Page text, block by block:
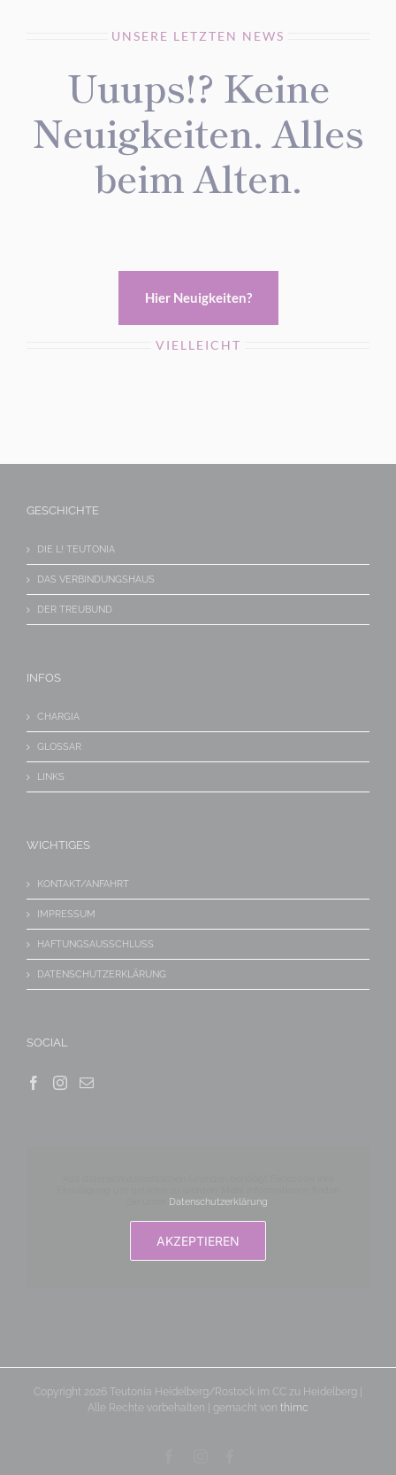
UNSERE LETZTEN NEWS
Uuups!? Keine
Neuigkeiten. Alles
beim Alten.
Hier Neuigkeiten?
VIELLEICHT
GESCHICHTE
DIE L! TEUTONIA
DAS VERBINDUNGSHAUS
DER TREUBUND
INFOS
CHARGIA
GLOSSAR
LINKS
WICHTIGES
KONTAKT/ANFAHRT
IMPRESSUM
HAFTUNGSAUSSCHLUSS
DATENSCHUTZERKLÄRUNG
SOCIAL
Datenschutzerklärung
AKZEPTIEREN
Copyright 2026 Teutonia Heidelberg/Rostock im CC zu Heidelberg |
Alle Rechte vorbehalten | gemacht von thimc